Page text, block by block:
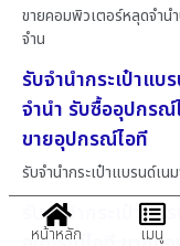
ขายคอมพิวเตอร์หลุดจำน
จำน
รับจำนำกระเป๋าแ
จำนำ รับซื้ออุปกรณ์
ขายอุปกรณ์ไอที
รับจำนำกระเป๋าแบรนด์เ
รับจำนำกระเป๋าแ
หน้าหลัก เมนู